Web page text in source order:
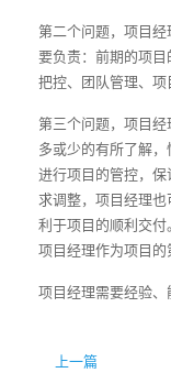
第二个问题，项目
要负责：前期的项
把控、团队管理、项
第三个问题，项目
多或少的有所了解
进行项目的管控，
求调整，项目经理也
利于项目的顺利交
项目经理作为项目的
项目经理需要经验、
上一篇